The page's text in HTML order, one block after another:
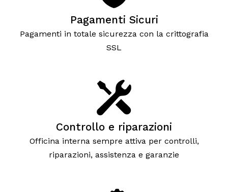
Pagamenti Sicuri
Pagamenti in totale sicurezza con la crittografia
SSL
Controllo e riparazioni
Officina interna sempre attiva per controlli,
riparazioni, assistenza e garanzie